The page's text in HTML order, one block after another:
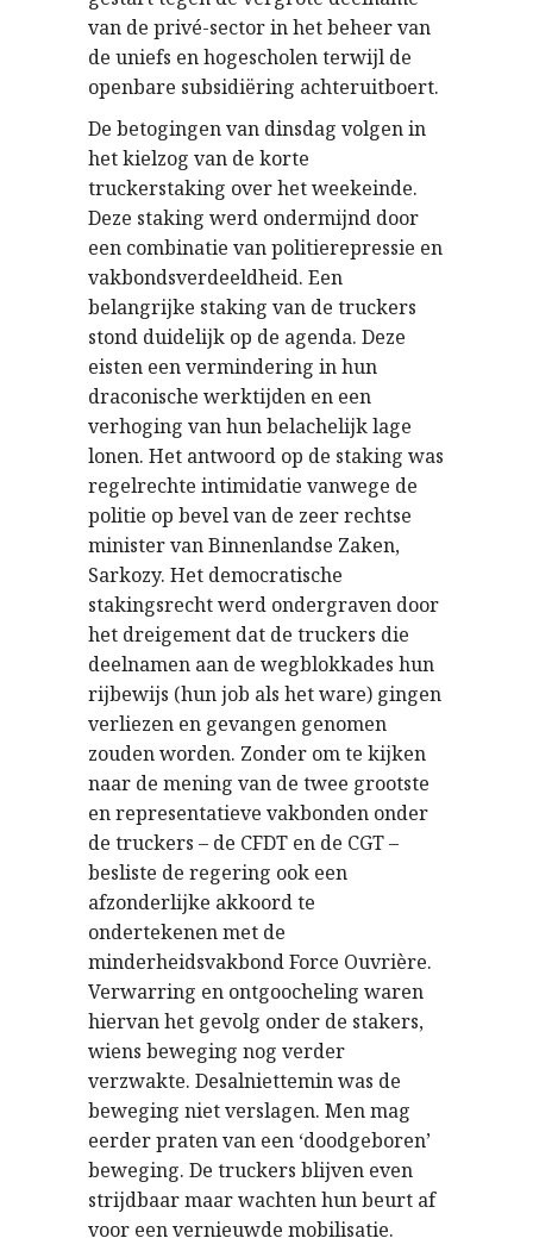
van de privé-sector in het beheer van
de uniefs en hogescholen terwijl de
openbare subsidiëring achteruitboert.
De betogingen van dinsdag volgen in
het kielzog van de korte
truckerstaking over het weekeinde.
Deze staking werd ondermijnd door
een combinatie van politierepressie en
vakbondsverdeeldheid. Een
belangrijke staking van de truckers
stond duidelijk op de agenda. Deze
eisten een vermindering in hun
draconische werktijden en een
verhoging van hun belachelijk lage
lonen. Het antwoord op de staking was
regelrechte intimidatie vanwege de
politie op bevel van de zeer rechtse
minister van Binnenlandse Zaken,
Sarkozy. Het democratische
stakingsrecht werd ondergraven door
het dreigement dat de truckers die
deelnamen aan de wegblokkades hun
rijbewijs (hun job als het ware) gingen
verliezen en gevangen genomen
zouden worden. Zonder om te kijken
naar de mening van de twee grootste
en representatieve vakbonden onder
de truckers – de CFDT en de CGT –
besliste de regering ook een
afzonderlijke akkoord te
ondertekenen met de
minderheidsvakbond Force Ouvrière.
Verwarring en ontgoocheling waren
hiervan het gevolg onder de stakers,
wiens beweging nog verder
verzwakte. Desalniettemin was de
beweging niet verslagen. Men mag
eerder praten van een ‘doodgeboren’
beweging. De truckers blijven even
strijdbaar maar wachten hun beurt af
voor een vernieuwde mobilisatie.